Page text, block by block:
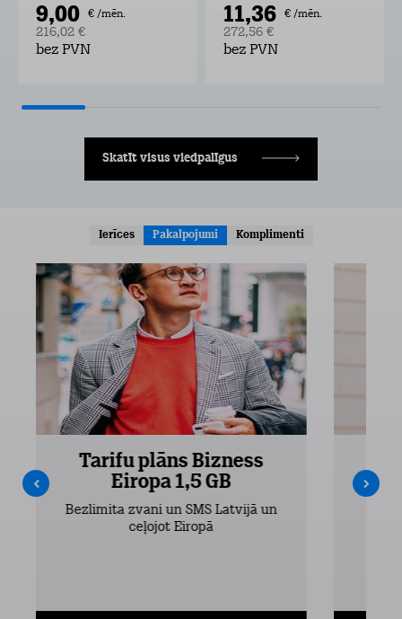
9,00 € /mēn.
216,02 €
bez PVN
11,36 € /mēn.
272,56 €
bez PVN
Skatīt visus viedpalīgus
Ierīces Pakalpojumi Komplimenti
Tarifu plāns Bizness
Eiropa 1,5 GB
Bezlimita zvani un SMS Latvijā un
ceļojot Eiropā